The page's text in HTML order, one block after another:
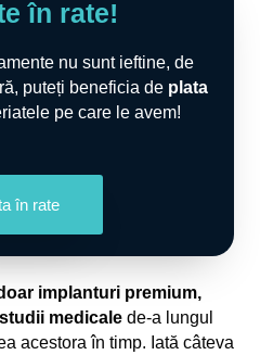
în rate!
nu sunt ieftine, de
puteți beneficia de plata
pe care le avem!
în rate
implanturi premium,
medicale de-a lungul
acestora în timp. Iată câteva